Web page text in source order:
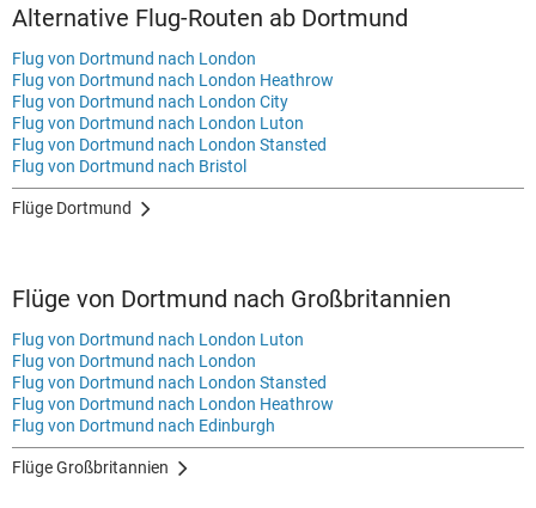
Alternative Flug-Routen ab Dortmund
Flug von Dortmund nach London
Flug von Dortmund nach London Heathrow
Flug von Dortmund nach London City
Flug von Dortmund nach London Luton
Flug von Dortmund nach London Stansted
Flug von Dortmund nach Bristol
Flüge Dortmund
Flüge von Dortmund nach Großbritannien
Flug von Dortmund nach London Luton
Flug von Dortmund nach London
Flug von Dortmund nach London Stansted
Flug von Dortmund nach London Heathrow
Flug von Dortmund nach Edinburgh
Flüge Großbritannien